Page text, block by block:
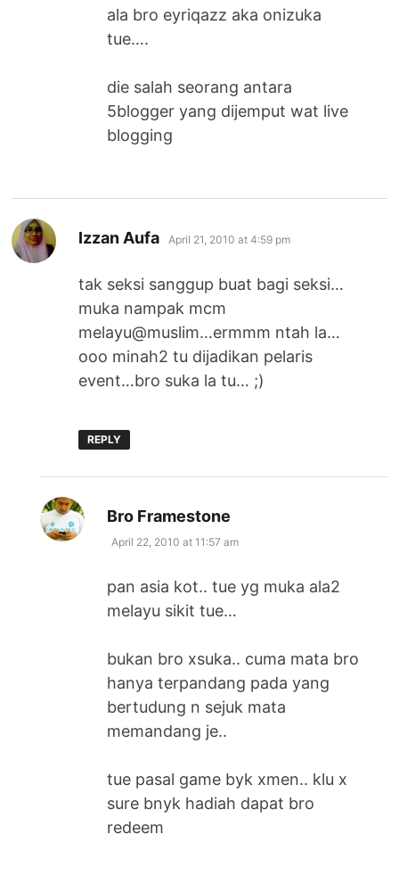
ala bro eyriqazz aka onizuka
tue….
die salah seorang antara
5blogger yang dijemput wat live
blogging
Izzan Aufa says:
April 21, 2010 at 4:59 pm
tak seksi sanggup buat bagi seksi…
muka nampak mcm
melayu@muslim…ermmm ntah la…
ooo minah2 tu dijadikan pelaris
event…bro suka la tu… ;)
REPLY
Bro Framestone
April 22, 2010 at 11:57 am
pan asia kot.. tue yg muka ala2
melayu sikit tue…
bukan bro xsuka.. cuma mata bro
hanya terpandang pada yang
bertudung n sejuk mata
memandang je..
tue pasal game byk xmen.. klu x
sure bnyk hadiah dapat bro
redeem